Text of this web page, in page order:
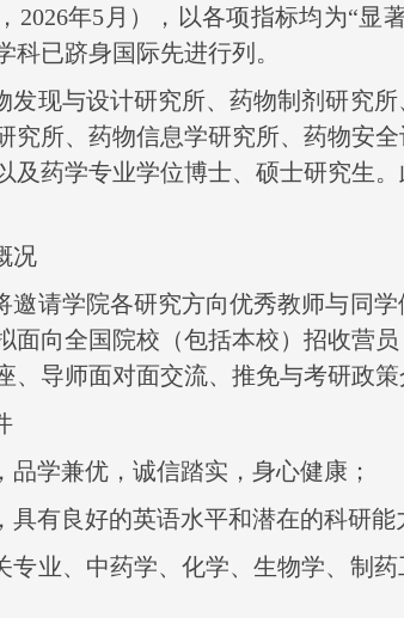
2026年5 月），以各项指标均为“显
科已跻身国际先进行列。
发现与设计研究所、药物制剂研究
究所、药物信息学研究所、药物安
及药学专业学位博士、硕士研究生
况
邀请学院各研究方向优秀教师与同
面向全国院校（包括本校）招收营
、导师面对面交流、推免与考研政策
品学兼优，诚信踏实，身心健康；
具有良好的英语水平和潜在的科研能
专业、中药学、化学、生物学、制